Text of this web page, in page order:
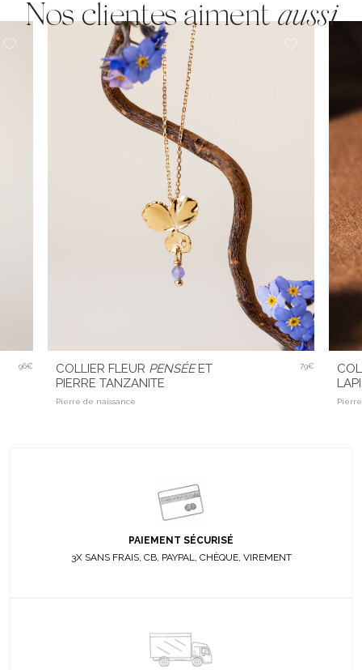
Nos clientes aimentaussi
96€ COLLIER FLEUR PENSÉEET
PIERRE TANZANITE
Pierre de naissance
79€
PAIEMENT SÉCURISÉ
3X SANS FRAIS, CB, PAYPAL, CHÈQUE, VIREMENT